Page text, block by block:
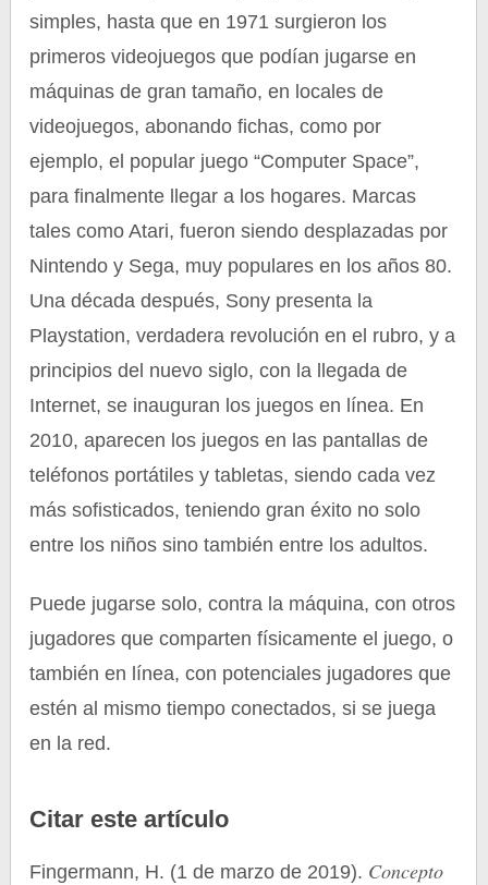
simples, hasta que en 1971 surgieron los
primeros videojuegos que podían jugarse en
máquinas de gran tamaño, en locales de
videojuegos, abonando fichas, como por
ejemplo, el popular juego “Computer Space”,
para finalmente llegar a los hogares. Marcas
tales como Atari, fueron siendo desplazadas por
Nintendo y Sega, muy populares en los años 80.
Una década después, Sony presenta la
Playstation, verdadera revolución en el rubro, y a
principios del nuevo siglo, con la llegada de
Internet, se inauguran los juegos en línea. En
2010, aparecen los juegos en las pantallas de
teléfonos portátiles y tabletas, siendo cada vez
más sofisticados, teniendo gran éxito no solo
entre los niños sino también entre los adultos.
Puede jugarse solo, contra la máquina, con otros
jugadores que comparten físicamente el juego, o
también en línea, con potenciales jugadores que
estén al mismo tiempo conectados, si se juega
en la red.
Citar este artículo
Fingermann, H. (1 de marzo de 2019). Concepto